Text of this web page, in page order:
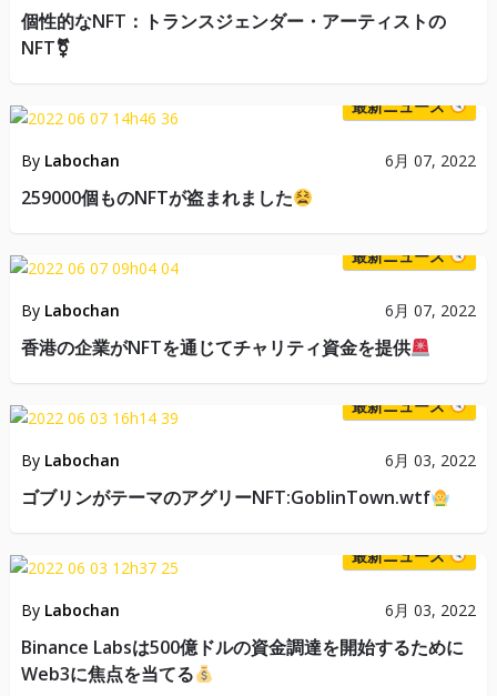
個性的なNFT：トランスジェンダー・アーティストの
NFT⚧
最新ニュース
By Labochan 6月 07, 2022
259000個ものNFTが盗まれました
最新ニュース
By Labochan 6月 07, 2022
香港の企業がNFTを通じてチャリティ資金を提供
最新ニュース
By Labochan 6月 03, 2022
ゴブリンがテーマのアグリーNFT:GoblinTown.wtf
最新ニュース
By Labochan 6月 03, 2022
Binance Labsは500億ドルの資金調達を開始するために
Web3に焦点を当てる